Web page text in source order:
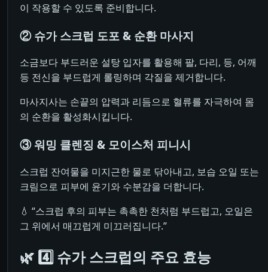
이 작용할 수 있도록 준비합니다.
② 슈가 스크럽 도포 & 순환 마사지
소금보다 부드러운 설탕 입자를 활용해 팔, 다리, 등, 어깨
등 전신을 부드럽게 롤링하며 각질을 제거합니다.
마사지사는 손끝의 압력과 리듬으로 혈류를 자극하여 몸
의 순환을 활성화시킵니다.
③ 워밍 클렌징 & 모이스처 피니시
스크럽 잔여물을 미지근한 물로 닦아내고, 보습 오일 또는
크림으로 피부에 윤기와 수분감을 더합니다.
💧 “스크럽 후의 피부는 촉촉한 천처럼 부드럽고, 오일은
그 위에서 매끄럽게 미끄러집니다.”
🌿 4️⃣ 슈가 스크럽의 주요 효능